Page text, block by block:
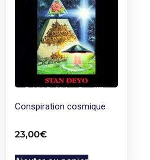
Conspiration cosmique
23,00€